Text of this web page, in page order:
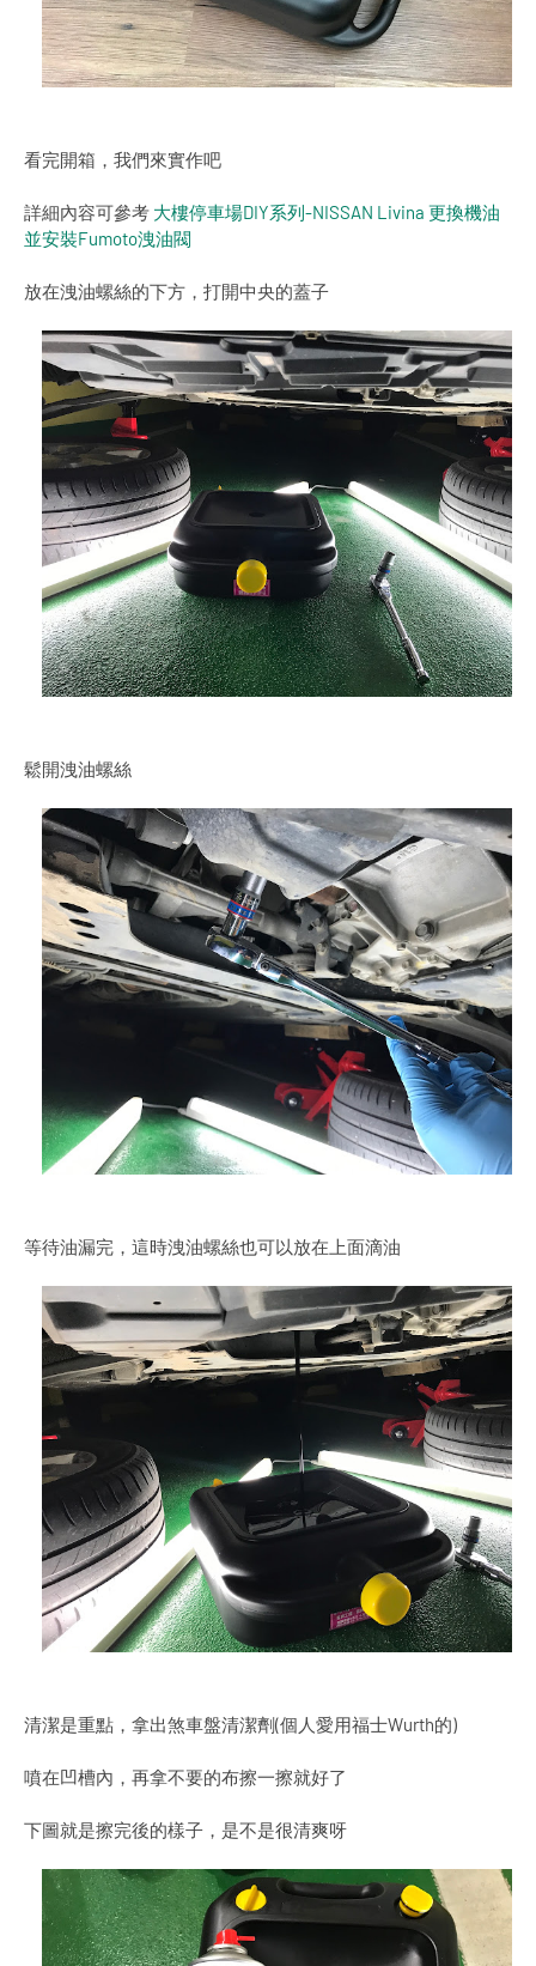
看完開箱，我們來實作吧
詳細內容可參考 大樓停車場DIY系列-NISSAN Livina 更換機油
並安裝Fumoto洩油閥
放在洩油螺絲的下方，打開中央的蓋子
鬆開洩油螺絲
等待油漏完，這時洩油螺絲也可以放在上面滴油
清潔是重點，拿出煞車盤清潔劑(個人愛用福士Wurth的)
噴在凹槽內，再拿不要的布擦一擦就好了
下圖就是擦完後的樣子，是不是很清爽呀